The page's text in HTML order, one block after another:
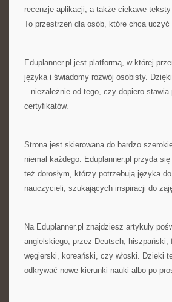
recenzje aplikacji, a także ciekawe
To przestrzeń dla osób, które chcą
Eduplanner.pl jest platformą, w której
języka i świadomy rozwój osobisty.
– niezależnie od tego, czy dopiero
certyfikatów.
Strona jest skierowana do bardzo
niemal każdego. Eduplanner.pl przyda
też dorosłym, którzy potrzebują języka
nauczycieli, szukających inspiracji do
Na Eduplanner.pl znajdziesz artykuły
angielskiego, przez Deutsch,
węgierski, koreański, czy włoski. Dzięki
odkrywać nowe kierunki nauki albo po